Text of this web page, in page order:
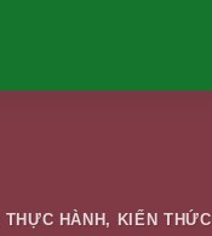
THỰC HÀNH , KIẾN THỨC